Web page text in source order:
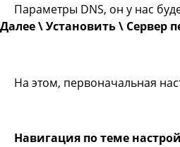
Параметры DNS, он у нас
Далее \ Установить \ Сервер
На этом, первоначальная
Навигация по теме